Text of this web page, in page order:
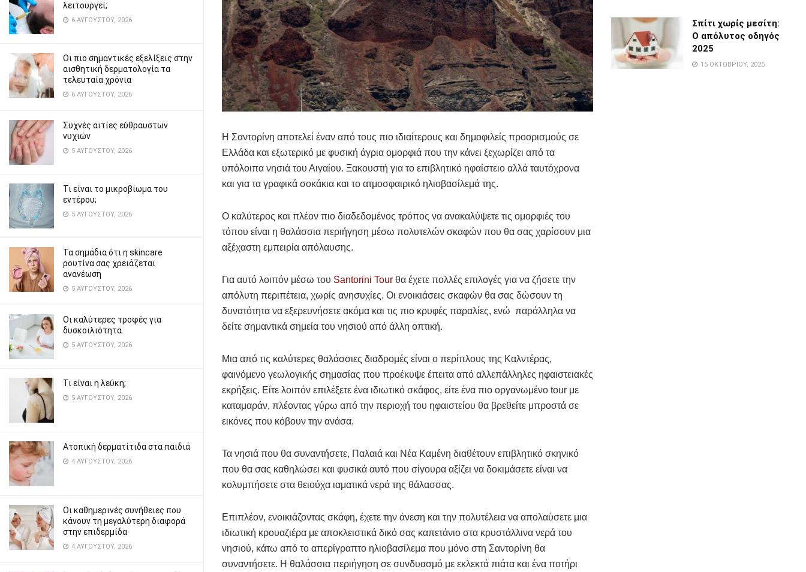
λειτουργεί;
6 ΑΥΓΟΎΣΤΟΥ, 2026
Οι πιο σημαντικές εξελίξεις στην
αισθητική δερματολογία τα
τελευταία χρόνια
6 ΑΥΓΟΎΣΤΟΥ, 2026
Συχνές αιτίες εύθραυστων
νυχιών
5 ΑΥΓΟΎΣΤΟΥ, 2026
Τι είναι το μικροβίωμα του
εντέρου;
5 ΑΥΓΟΎΣΤΟΥ, 2026
Τα σημάδια ότι η skincare
ρουτίνα σας χρειάζεται
ανανέωση
5 ΑΥΓΟΎΣΤΟΥ, 2026
Οι καλύτερες τροφές για
δυσκοιλιότητα
5 ΑΥΓΟΎΣΤΟΥ, 2026
Τι είναι η λεύκη;
5 ΑΥΓΟΎΣΤΟΥ, 2026
Ατοπική δερματίτιδα στα παιδιά
4 ΑΥΓΟΎΣΤΟΥ, 2026
Οι καθημερινές συνήθειες που
κάνουν τη μεγαλύτερη διαφορά
στην επιδερμίδα
4 ΑΥΓΟΎΣΤΟΥ, 2026
Η Σαντορίνη αποτελεί έναν από τους πιο ιδιαίτερους και δημοφιλείς προορισμούς σε
Ελλάδα και εξωτερικό με φυσική άγρια ομορφιά που την κάνει ξεχωρίζει από τα
υπόλοιπα νησιά του Αιγαίου. Ξακουστή για το επιβλητικό ηφαίστειο αλλά ταυτόχρονα
και για τα γραφικά σοκάκια και το ατμοσφαιρικό ηλιοβασίλεμά της.
Ο καλύτερος και πλέον πιο διαδεδομένος τρόπος να ανακαλύψετε τις ομορφιές του
τόπου είναι η θαλάσσια περιήγηση μέσω πολυτελών σκαφών που θα σας χαρίσουν μια
αξέχαστη εμπειρία απόλαυσης.
Για αυτό λοιπόν μέσω του Santorini Tour θα έχετε πολλές επιλογές για να ζήσετε την
απόλυτη περιπέτεια, χωρίς ανησυχίες. Οι ενοικιάσεις σκαφών θα σας δώσουν τη
δυνατότητα να εξερευνήσετε ακόμα και τις πιο κρυφές παραλίες, ενώ παράλληλα να
δείτε σημαντικά σημεία του νησιού από άλλη οπτική.
Μια από τις καλύτερες θαλάσσιες διαδρομές είναι ο περίπλους της Καλντέρας,
φαινόμενο γεωλογικής σημασίας που προέκυψε έπειτα από αλλεπάλληλες ηφαιστειακές
εκρήξεις. Είτε λοιπόν επιλέξετε ένα ιδιωτικό σκάφος, είτε ένα πιο οργανωμένο tour με
καταμαράν, πλέοντας γύρω από την περιοχή του ηφαιστείου θα βρεθείτε μπροστά σε
εικόνες που κόβουν την ανάσα.
Τα νησιά που θα συναντήσετε, Παλαιά και Νέα Καμένη διαθέτουν επιβλητικό σκηνικό
που θα σας καθηλώσει και φυσικά αυτό που σίγουρα αξίζει να δοκιμάσετε είναι να
κολυμπήσετε στα θειούχα ιαματικά νερά της θάλασσας.
Επιπλέον, ενοικιάζοντας σκάφη, έχετε την άνεση και την πολυτέλεια να απολαύσετε μια
ιδιωτική κρουαζιέρα με αποκλειστικά δικό σας καπετάνιο στα κρυστάλλινα νερά του
νησιού, κάτω από το απερίγραπτο ηλιοβασίλεμα που μόνο στη Σαντορίνη θα
συναντήσετε. Η θαλάσσια περιήγηση σε συνδυασμό με εκλεκτά πιάτα και ένα ποτήρι
Σπίτι χωρίς μεσίτη:
Ο απόλυτος οδηγός
2025
15 ΟΚΤΩΒΡΊΟΥ, 2025